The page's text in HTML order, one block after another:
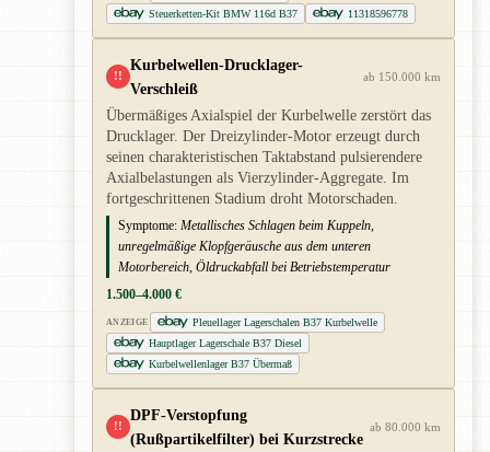
Steuerketten-Kit BMW 116d B37
11318596778
!!
Kurbelwellen-Drucklager-
Verschleiß
ab 150.000 km
Übermäßiges Axialspiel der Kurbelwelle zerstört das
Drucklager. Der Dreizylinder-Motor erzeugt durch
seinen charakteristischen Taktabstand pulsierendere
Axialbelastungen als Vierzylinder-Aggregate. Im
fortgeschrittenen Stadium droht Motorschaden.
Symptome: Metallisches Schlagen beim Kuppeln,
unregelmäßige Klopfgeräusche aus dem unteren
Motorbereich, Öldruckabfall bei Betriebstemperatur
1.500–4.000 €
ANZEIGE
Pleuellager Lagerschalen B37 Kurbelwelle
Hauptlager Lagerschale B37 Diesel
Kurbelwellenlager B37 Übermaß
!!
DPF-Verstopfung
(Rußpartikelfilter) bei Kurzstrecke
ab 80.000 km